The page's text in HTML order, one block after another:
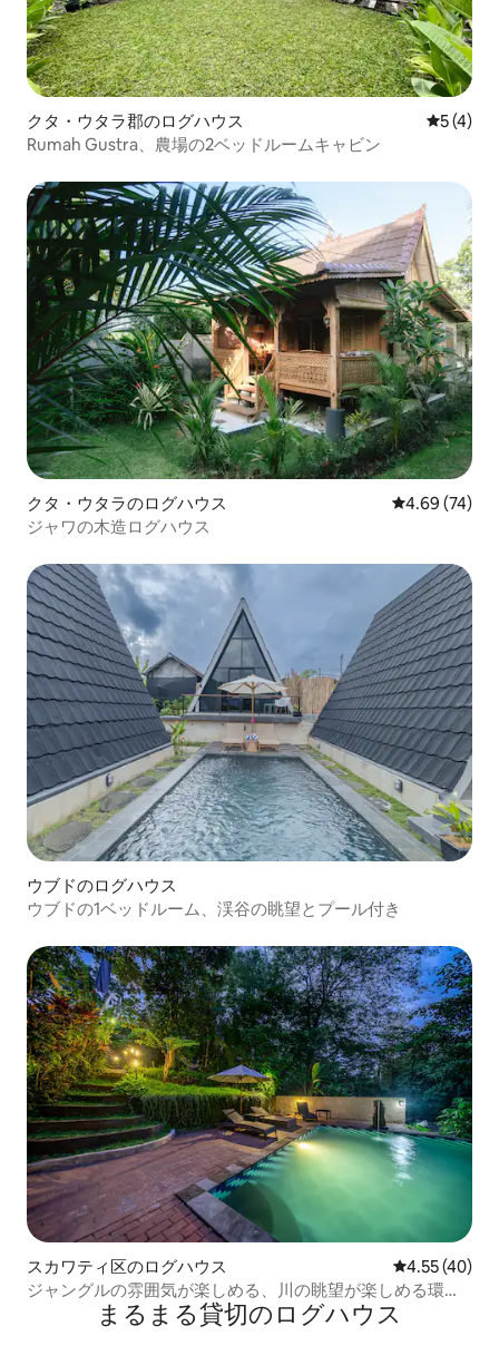
クタ・ウタラ郡のログハウス レビュー
5 (4)
Rumah Gustra、農場の2ベッドルームキャビン
クタ・ウタラのログハウス レビュー74
4.69 (74)
ジャワの木造ログハウス
ウブドのログハウス
ウブドの1ベッドルーム、渓谷の眺望とプール付き
スカワティ区のログハウス レビュー40
4.55 (40)
ジャングルの雰囲気が楽しめる、川の眺望が楽しめる環境
に優しいバンガロー、プール付き
まるまる貸切のログハウス